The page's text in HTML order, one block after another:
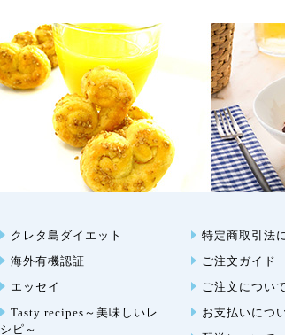
クレタ島ダイエット
海外有機認証
エッセイ
Tasty recipes～美味しいレ
シピ～
特定商取引法
ご注文ガイド
ご注文につい
お支払いにつ